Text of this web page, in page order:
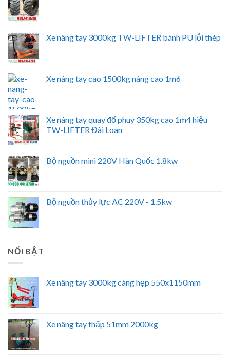
Xe nâng tay 3000kg TW-LIFTER bánh PU lỗi thép
Xe nâng tay cao 1500kg nâng cao 1m6
Xe nâng tay quay đổ phuy 350kg cao 1m4 hiệu
TW-LIFTER Đài Loan
Bộ nguồn mini 220V Hàn Quốc 1.8kw
Bộ nguồn thủy lực AC 220V - 1.5kw
NỔI BẬT
Xe nâng tay 3000kg càng hẹp 550x1150mm
Xe nâng tay thấp 51mm 2000kg